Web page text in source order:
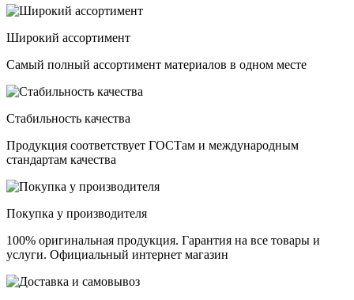
Широкий ассортимент
Самый полный ассортимент материалов в одном месте
Стабильность качества
Продукция соответствует ГОСТам и международным
стандартам качества
Покупка у производителя
100% оригинальная продукция. Гарантия на все товары и
услуги. Официальный интернет магазин